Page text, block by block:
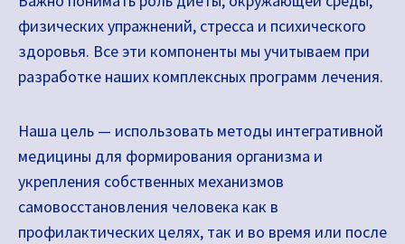
физических упражнений, стресса и психического
здоровья. Все эти компоненты мы учитываем при
разработке наших комплексных программ лечения.
Наша цель — использовать методы интегративной
медицины для формирования организма и
укрепления собственных механизмов
самовосстановления человека как в
профилактических целях, так и во время или после